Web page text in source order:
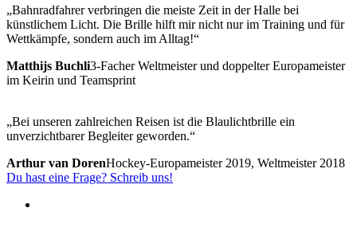
„Bahnradfahrer verbringen die meiste Zeit in der Halle bei
künstlichem Licht. Die Brille hilft mir nicht nur im Training und für
Wettkämpfe, sondern auch im Alltag!“
Matthijs Buchli3-Facher Weltmeister und doppelter Europameister
im Keirin und Teamsprint
„Bei unseren zahlreichen Reisen ist die Blaulichtbrille ein
unverzichtbarer Begleiter geworden.“
Arthur van DorenHockey-Europameister 2019, Weltmeister 2018
Du hast eine Frage? Schreib uns!